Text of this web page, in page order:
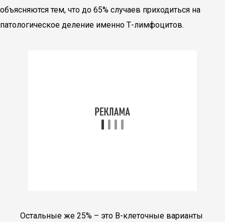
объясняются тем, что до 65% случаев приходиться на
патологическое деление именно Т-лимфоцитов.
Остальные же 25% – это В-клеточные варианты